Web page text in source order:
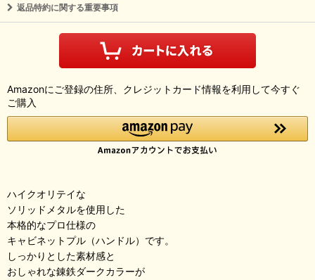
返品特約に関する重要事項
Amazonにご登録の住所、クレジットカード情報を利用して今すぐ
ご購入
ハイクオリテイな
ソリッドメタルを使用した
本格的なプロ仕様の
キャビネットプル（ハンドル）です。
しっかりとした素材感と
おしゃれな錬鉄ダークカラーが